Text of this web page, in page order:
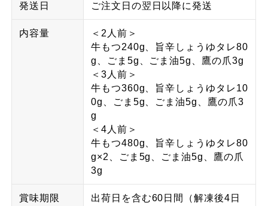
発送日 ご注文日の翌日以降に発送
内容量
＜2人前＞
牛もつ240g、旨辛しょうゆタレ80
g、ごま5g、ごま油5g、鷹の爪3g
＜3人前＞
牛もつ360g、旨辛しょうゆタレ10
0g、ごま5g、ごま油5g、鷹の爪3
g
＜4人前＞
牛もつ480g、旨辛しょうゆタレ80
g×2、ごま5g、ごま油5g、鷹の爪
3g
賞味期限
出荷日を含む60日間（解凍後4日